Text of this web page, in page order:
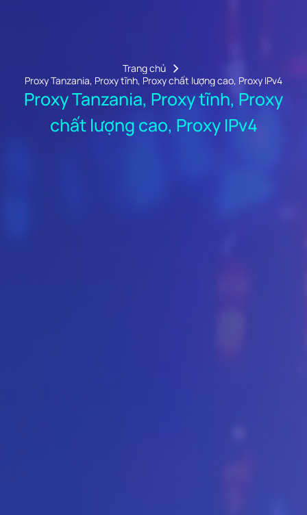
Trang chủ
Proxy Tanzania, Proxy tĩnh, Proxy chất lượng cao, Proxy IPv4
Proxy Tanzania, Proxy tĩnh, Proxy
chất lượng cao, Proxy IPv4